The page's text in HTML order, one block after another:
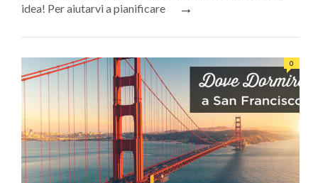
idea! Per aiutarvi a pianificare
→
0